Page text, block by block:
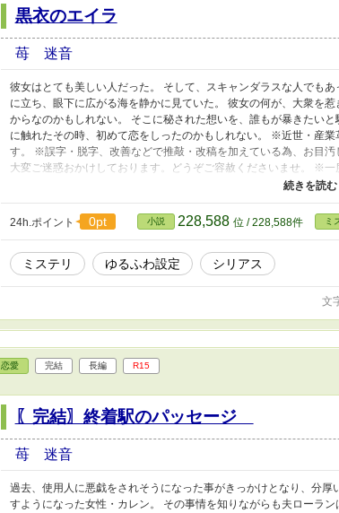
黒衣のエイラ
苺 迷音
彼女はとても美しい人だった。 そして、スキャンダラスな人でも
に立ち、眼下に広がる海を静かに見ていた。 彼女の何が、大衆を
からなのかもしれない。 そこに秘された想いを、誰もが暴きたい
に触れたその時、初めて恋をしったのかもしれない。 ※近世・産
す。 ※誤字・脱字、改善などで推敲・改稿を加えている為、お目汚
大変ご迷惑おかけしております。どうぞご容赦くださいませ。 ※
ます。ややこしくて申し訳ありません。 稚拙な作品ではあります
致します。
24h.ポイント
0pt 小説 228,588 位 / 228,588件 ミ
ミステリ ゆるふわ設定 シリアス
文
恋愛 完結 長編 R15
〖完結〗終着駅のパッセージ
苺 迷音
過去、使用人に悪戯をされそうになった事がきっかけとなり、分
すようになった女性・カレン。 その事情を知りながらも夫ローラ